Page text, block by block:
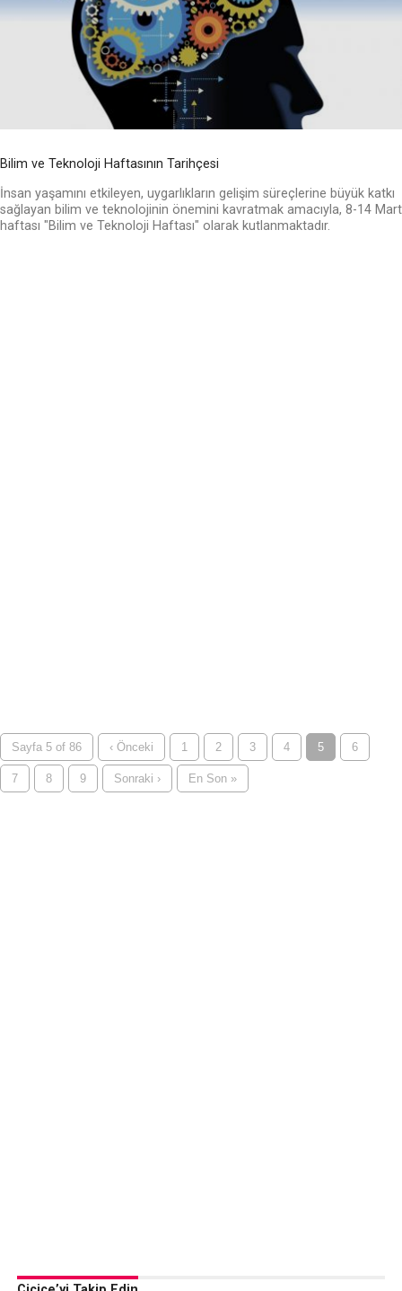
Bilim ve Teknoloji Haftasının Tarihçesi
İnsan yaşamını etkileyen, uygarlıkların gelişim süreçlerine büyük katkı
sağlayan bilim ve teknolojinin önemini kavratmak amacıyla, 8-14 Mart
haftası "Bilim ve Teknoloji Haftası" olarak kutlanmaktadır.
Sayfa 5 of 86 ‹ Önceki 1 2 3 4 5 6
7 8 9 Sonraki › En Son »